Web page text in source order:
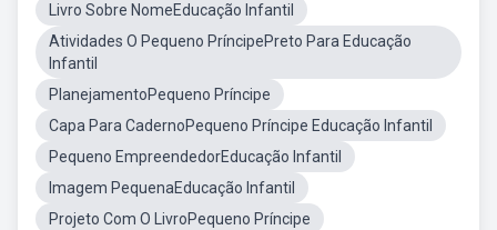
Livro Sobre NomeEducação Infantil
Atividades O Pequeno PríncipePreto Para Educação
Infantil
PlanejamentoPequeno Príncipe
Capa Para CadernoPequeno Príncipe Educação Infantil
Pequeno EmpreendedorEducação Infantil
Imagem PequenaEducação Infantil
Projeto Com O LivroPequeno Príncipe